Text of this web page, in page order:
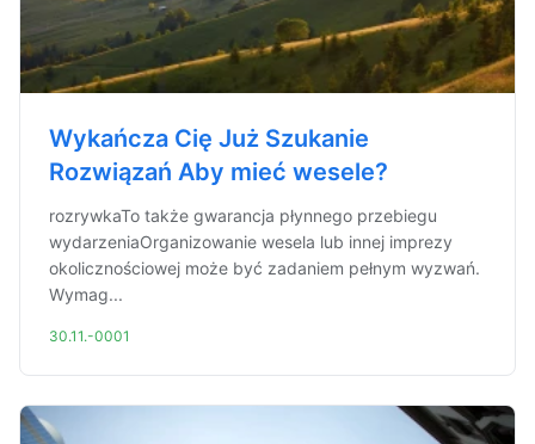
Wykańcza Cię Już Szukanie
Rozwiązań Aby mieć wesele?
rozrywkaTo także gwarancja płynnego przebiegu
wydarzeniaOrganizowanie wesela lub innej imprezy
okolicznościowej może być zadaniem pełnym wyzwań.
Wymag...
30.11.-0001